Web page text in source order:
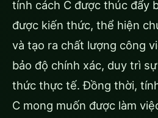
tính cách C được thúc đẩy
được kiến ​​thức, thể hiện
và tạo ra chất lượng công
bảo độ chính xác, duy trì
thức thực tế. Đồng thời,
C mong muốn được làm